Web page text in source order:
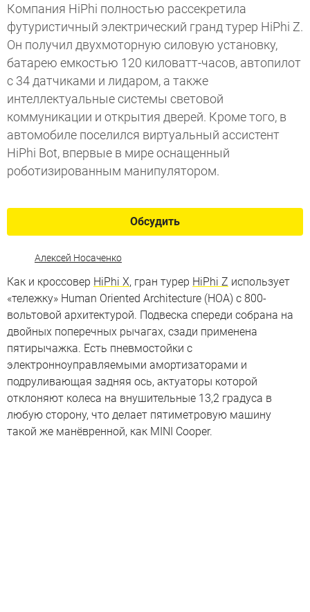
Компания HiPhi полностью рассекретила
футуристичный электрический гранд турер HiPhi Z.
Он получил двухмоторную силовую установку,
батарею емкостью 120 киловатт-часов, автопилот
с 34 датчиками и лидаром, а также
интеллектуальные системы световой
коммуникации и открытия дверей. Кроме того, в
автомобиле поселился виртуальный ассистент
HiPhi Bot, впервые в мире оснащенный
роботизированным манипулятором.
Обсудить
Алексей Носаченко
Как и кроссовер HiPhi X, гран турер HiPhi Z использует
«тележку» Human Oriented Architecture (HOA) c 800-
вольтовой архитектурой. Подвеска спереди собрана на
двойных поперечных рычагах, сзади применена
пятирычажка. Есть пневмостойки с
электронноуправляемыми амортизаторами и
подруливающая задняя ось, актуаторы которой
отклоняют колеса на внушительные 13,2 градуса в
любую сторону, что делает пятиметровую машину
такой же манёвренной, как MINI Cooper.